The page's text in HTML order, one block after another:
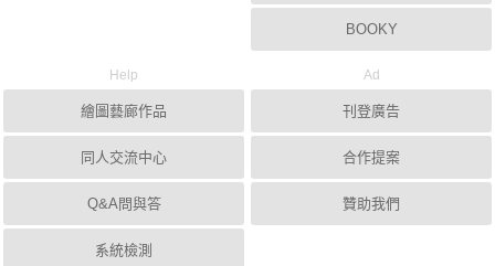
BOOKY
Help
繪圖藝廊作品
同人交流中心
Q&A問與答
系統檢測
Ad
刊登廣告
合作提案
贊助我們